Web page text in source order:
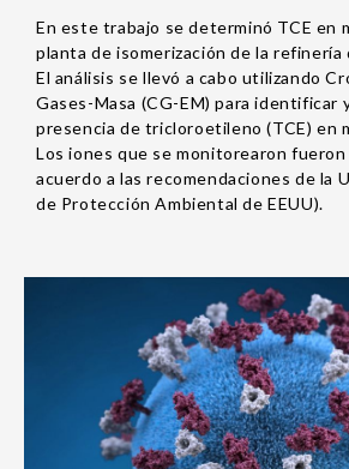
En este trabajo se determinó TCE en
planta de isomerización de la
El análisis se llevó a cabo utilizando
Gases-Masa (CG-EM) para identificar
presencia de tricloroetileno (TCE) en
Los iones que se monitorearon
acuerdo a las recomendaciones de la
de Protección Ambiental de EEUU).